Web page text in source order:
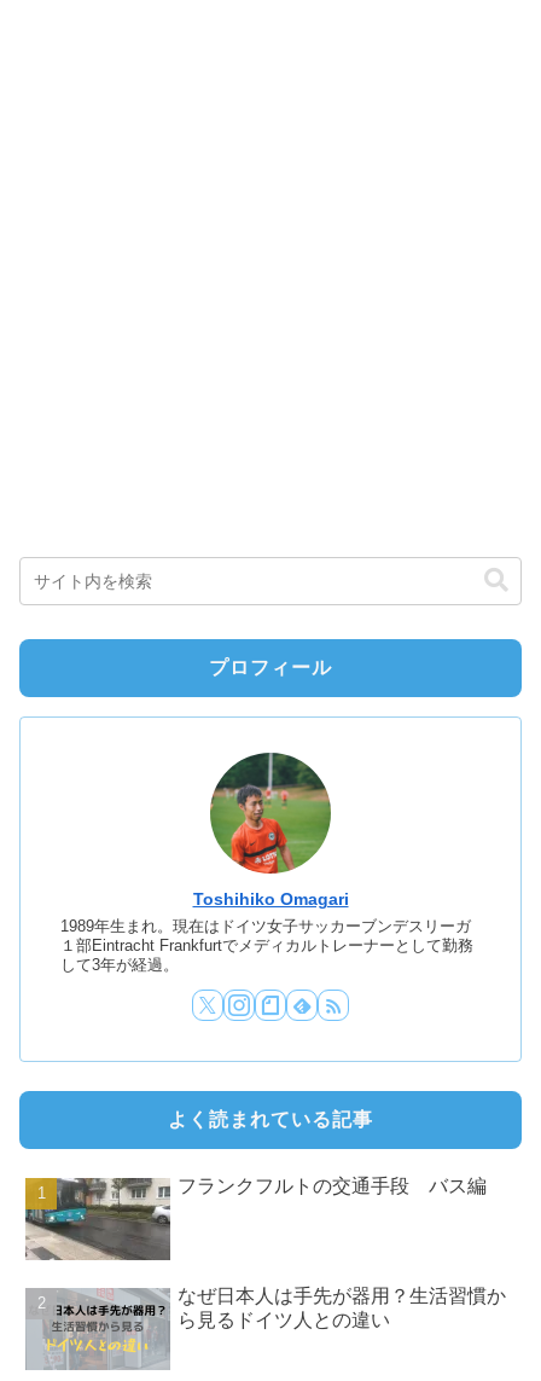
プロフィール
Toshihiko Omagari
1989年生まれ。現在はドイツ女子サッカーブンデスリーガ
１部Eintracht Frankfurtでメディカルトレーナーとして勤務
して3年が経過。
よく読まれている記事
フランクフルトの交通手段 バス編
なぜ日本人は手先が器用？生活習慣か
ら見るドイツ人との違い